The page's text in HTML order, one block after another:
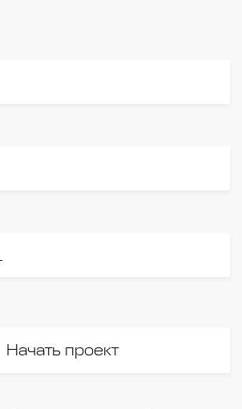
Начать проект